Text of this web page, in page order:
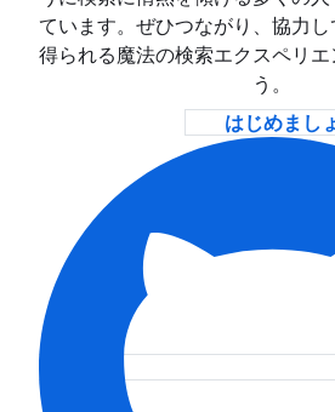
ています。ぜひつながり、協力
得られる魔法の検索エクスペリ
う。
はじめまし